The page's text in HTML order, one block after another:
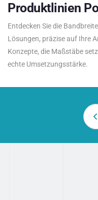
Produktlinien
Entdecken Sie die
Lösungen, präzise auf Ihre
Konzepte, die Maßstäbe
echte Umsetzungsstärke.